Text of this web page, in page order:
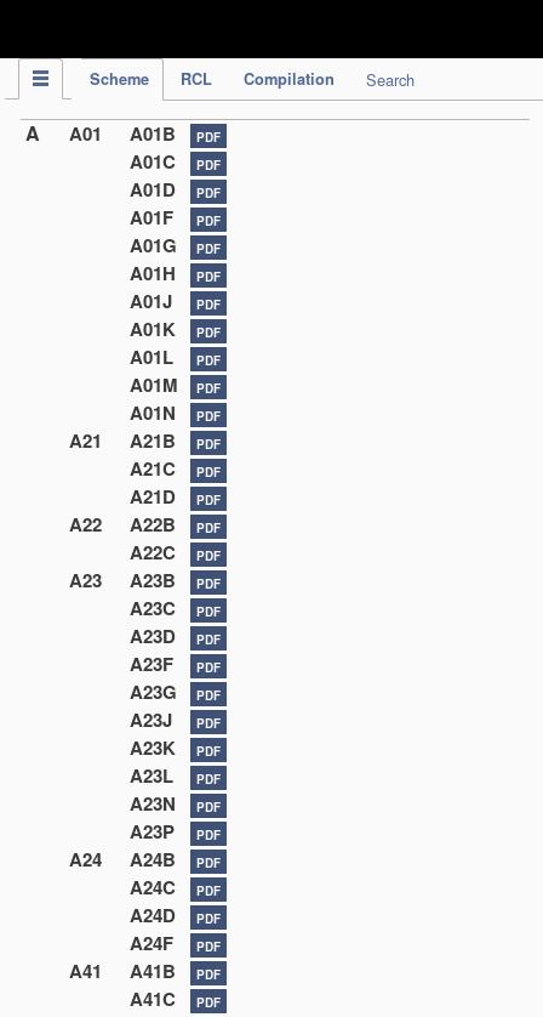
Scheme RCL Compilation Search
A A01 A01B PDF
A01C PDF
A01D PDF
A01F PDF
A01G PDF
A01H PDF
A01J PDF
A01K PDF
A01L PDF
A01M PDF
A01N PDF
A21 A21B PDF
A21C PDF
A21D PDF
A22 A22B PDF
A22C PDF
A23 A23B PDF
A23C PDF
A23D PDF
A23F PDF
A23G PDF
A23J PDF
A23K PDF
A23L PDF
A23N PDF
A23P PDF
A24 A24B PDF
A24C PDF
A24D PDF
A24F PDF
A41 A41B PDF
A41C PDF